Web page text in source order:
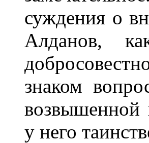
суждения о
Алданов,
знаком
возвышенной
у него